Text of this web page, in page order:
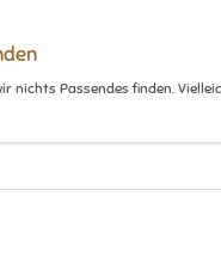
nichts Passendes finden.